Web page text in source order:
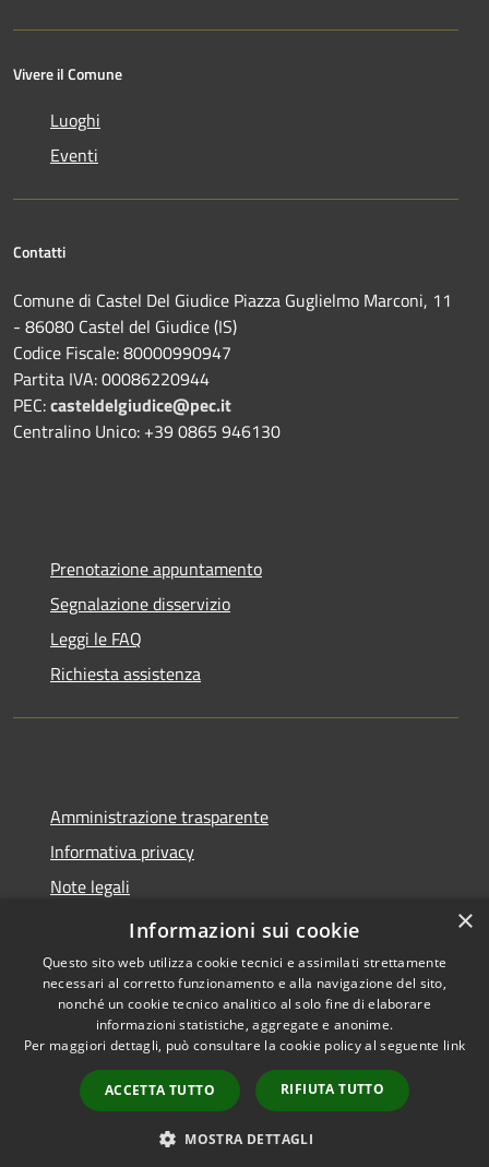
Vivere il Comune
Luoghi
Eventi
Contatti
Comune di Castel Del Giudice Piazza Guglielmo Marconi, 11
- 86080 Castel del Giudice (IS)
Codice Fiscale: 80000990947
Partita IVA: 00086220944
PEC:casteldelgiudice@pec.it
Centralino Unico: +39 0865 946130
Prenotazione appuntamento
Segnalazione disservizio
Leggi le FAQ
Richiesta assistenza
Amministrazione trasparente
Informativa privacy
Note legali
Dichiarazione di accessibilità
Accessibilità
Copyright © 2026 • Comune di
Castel del Giudice • Powered by
Municipium•
Accesso
redazione
×
Informazioni sui cookie
Questo sito web utilizza cookie tecnici e assimilati strettamente
necessari al corretto funzionamento e alla navigazione del sito,
nonché un cookie tecnico analitico al solo fine di elaborare
informazioni statistiche, aggregate e anonime.
Per maggiori dettagli, può consultare la cookie policy al seguente link
ACCETTA TUTTO RIFIUTA TUTTO
MOSTRA DETTAGLI